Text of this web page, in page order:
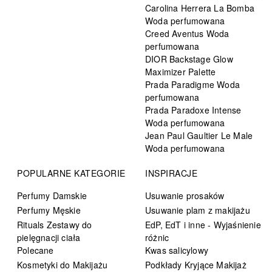
Carolina Herrera La Bomba
Woda perfumowana
Creed Aventus Woda
perfumowana
DIOR Backstage Glow
Maximizer Palette
Prada Paradigme Woda
perfumowana
Prada Paradoxe Intense
Woda perfumowana
Jean Paul Gaultier Le Male
Woda perfumowana
POPULARNE KATEGORIE
Perfumy Damskie
Perfumy Męskie
Rituals Zestawy do
pielęgnacji ciała
Polecane
Kosmetyki do Makijażu
INSPIRACJE
Usuwanie prosaków
Usuwanie plam z makijażu
EdP, EdT i inne - Wyjaśnienie
różnic
Kwas salicylowy
Podkłady Kryjące Makijaż